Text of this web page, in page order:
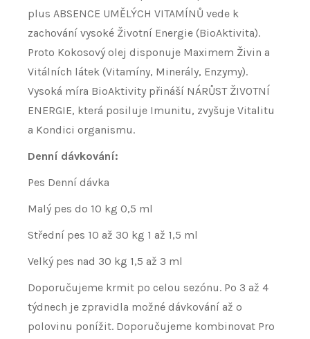
plus ABSENCE UMĚLÝCH VITAMÍNŮ vede k
zachování vysoké Životní Energie (BioAktivita).
Proto Kokosový olej disponuje Maximem Živin a
Vitálních látek (Vitamíny, Minerály, Enzymy).
Vysoká míra BioAktivity přináší NÁRŮST ŽIVOTNÍ
ENERGIE, která posiluje Imunitu, zvyšuje Vitalitu
a Kondici organismu.
Denní dávkování:
Pes Denní dávka
Malý pes do 10 kg 0,5 ml
Střední pes 10 až 30 kg 1 až 1,5 ml
Velký pes nad 30 kg 1,5 až 3 ml
Doporučujeme krmit po celou sezónu. Po 3 až 4
týdnech je zpravidla možné dávkování až o
polovinu ponížit. Doporučujeme kombinovat Pro